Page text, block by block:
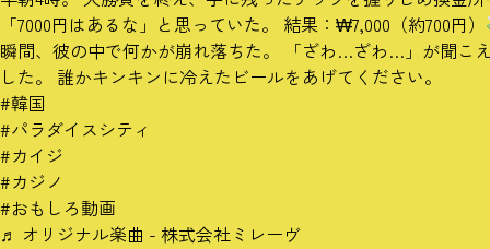
「7000円はあるな」と思っていた。 結果：₩7,000（約700円）
瞬間、彼の中で何かが崩れ落ちた。 「ざわ…ざわ…」が聞こ
した。 誰かキンキンに冷えたビールをあげてください。
#韓国
#パラダイスシティ
#カイジ
#カジノ
#おもしろ動画
♬ オリジナル楽曲 - 株式会社ミレーヴ